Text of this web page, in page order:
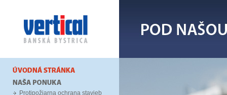
Protipožiarna ochrana stavieb